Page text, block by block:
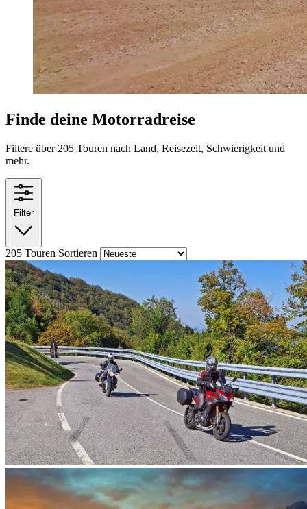
Finde deine Motorradreise
Filtere über 205 Touren nach Land, Reisezeit, Schwierigkeit und
mehr.
Filter
205 Touren Sortieren